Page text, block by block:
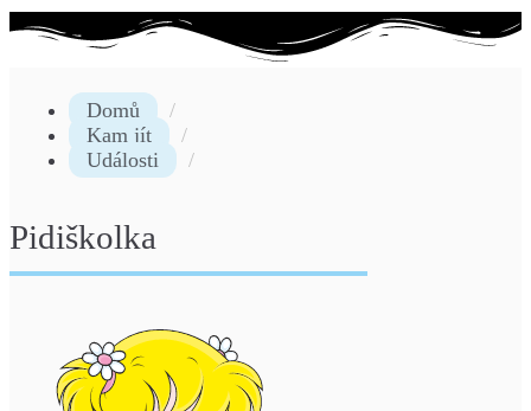
Domů
Kam jít
Události
Pidiškolka